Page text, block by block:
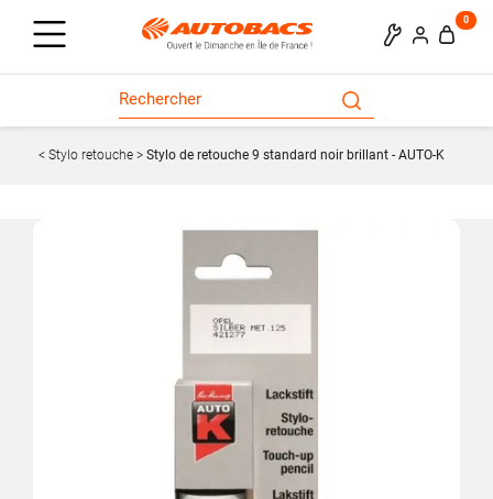
0
Stylo retouche Stylo de retouche 9 standard noir brillant - AUTO-K